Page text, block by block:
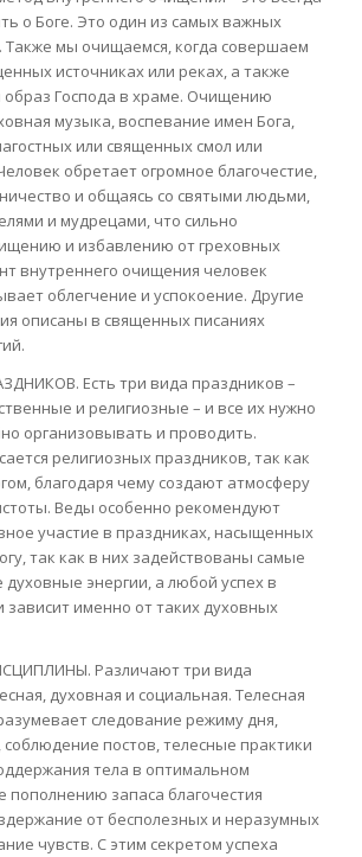
о Боге. Это один из самых важных
Также мы очищаемся, когда совершаем
источниках или реках, а также
образ Господа в храме. Очищению
музыка, воспевание имен Бога,
или священных смол или
обретает огромное благочестие,
и общаясь со святыми людьми,
и мудрецами, что сильно
и избавлению от греховных
внутреннего очищения человек
облегчение и успокоение. Другие
описаны в священных писаниях
Есть три вида праздников –
и религиозные – и все их нужно
организовывать и проводить.
религиозных праздников, так как
благодаря чему создают атмосферу
Веды особенно рекомендуют
участие в праздниках, насыщенных
так как в них задействованы самые
энергии, а любой успех в
зависит именно от таких духовных
Различают три вида
духовная и социальная. Телесная
следование режиму дня,
постов, телесные практики
тела в оптимальном
пополнению запаса благочестия
от бесполезных и неразумных
чувств. С этим секретом успеха